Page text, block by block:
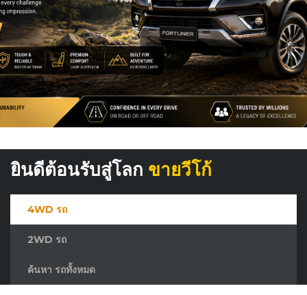
ยินดีต้อนรับสู่โลก ขายวีโก้
4WD รถ
2WD รถ
ค้นหา รถทั้งหมด